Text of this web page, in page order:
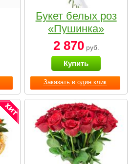
Заказать в один клик
Букет белых роз
«Пушинка»
2 870руб.
Купить